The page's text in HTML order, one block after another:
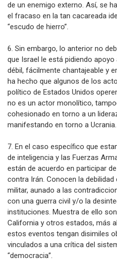
de un enemigo externo. Así, se
el fracaso en la tan cacareada
“escudo de hierro”.
6. Sin embargo, lo anterior no
que Israel le está pidiendo
débil, fácilmente chantajeable y
ha hecho que algunos de los
político de Estados Unidos
no es un actor monolítico,
cohesionado en torno a un
manifestando en torno a Ucrania.
7. En el caso específico que
de inteligencia y las Fuerzas
están de acuerdo en participar
contra Irán. Conocen la
militar, aunado a las
con una guerra civil y/o la
instituciones. Muestra de ello
California y otros estados, más
estos eventos tengan disimiles
vinculados a una crítica del
“democracia”.